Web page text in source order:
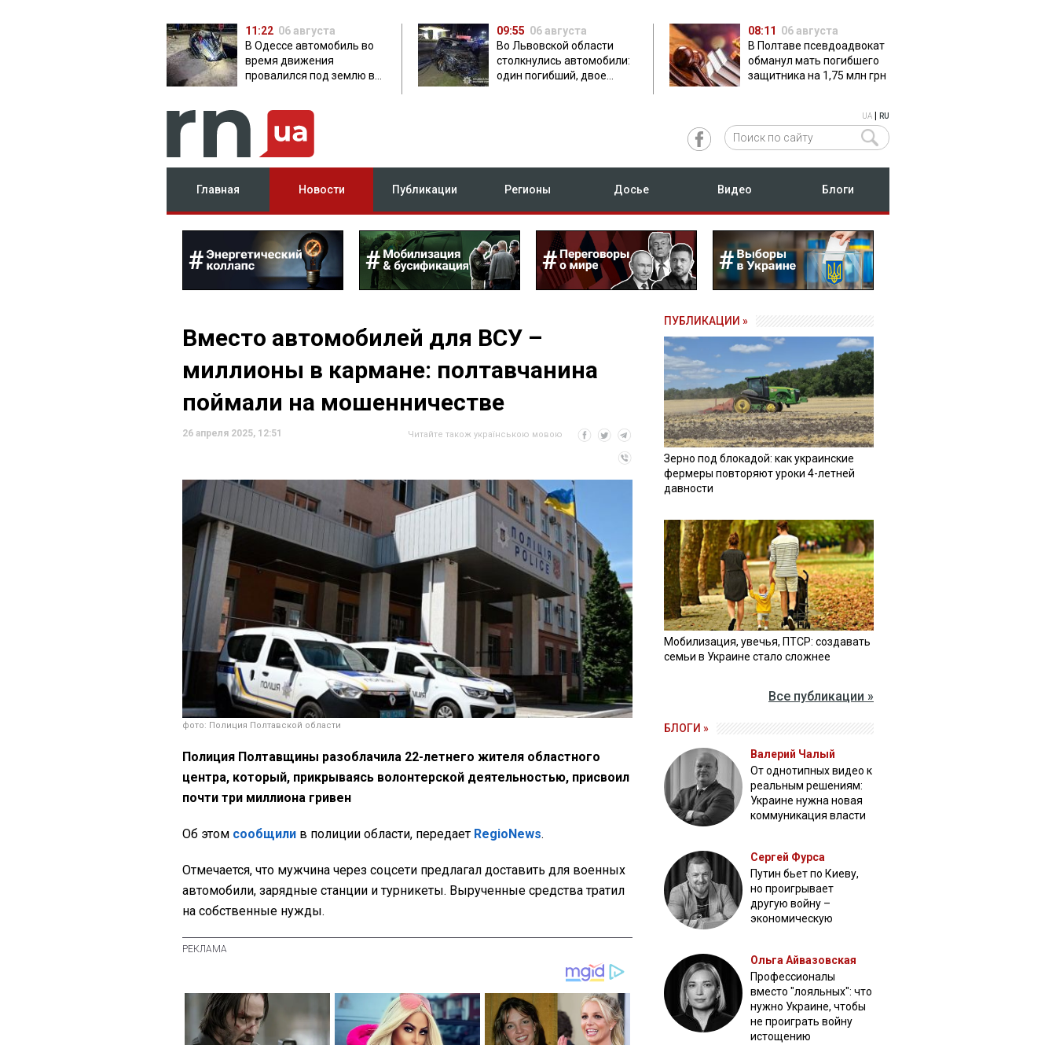
11:22 06 августа
В Одессе автомобиль во
время движения
провалился под землю в
09:55 06 августа
Во Львовской области
столкнулись автомобили:
один погибший, двое
08:11 06 августа
В Полтаве псевдоадвокат
обманул мать погибшего
защитника на 1,75 млн грн
UA RU
Главная Новости Публикации Регионы Досье Видео Блоги
Вместо автомобилей для ВСУ –
миллионы в кармане: полтавчанина
поймали на мошенничестве
26 апреля 2025, 12:51 Читайте також українською мовою
фото: Полиция Полтавской области
Полиция Полтавщины разоблачила 22-летнего жителя областного
центра, который, прикрываясь волонтерской деятельностью, присвоил
почти три миллиона гривен
Об этом сообщили в полиции области, передает RegioNews.
Отмечается, что мужчина через соцсети предлагал доставить для военных
автомобили, зарядные станции и турникеты. Вырученные средства тратил
на собственные нужды.
ПУБЛИКАЦИИ »
Зерно под блокадой: как украинские
фермеры повторяют уроки 4-летней
давности
Мобилизация, увечья, ПТСР: создавать
семьи в Украине стало сложнее
Все публикации »
БЛОГИ »
Валерий Чалый
От однотипных видео к
реальным решениям:
Украине нужна новая
коммуникация власти
Сергей Фурса
Путин бьет по Киеву,
но проигрывает
другую войну –
экономическую
Ольга Айвазовская
Профессионалы
вместо "лояльных": что
нужно Украине, чтобы
не проиграть войну
истощению